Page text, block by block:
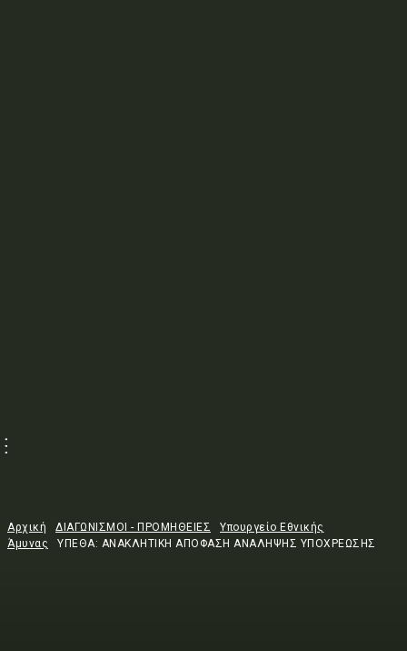
Αρχική ΔΙΑΓΩΝΙΣΜΟΙ - ΠΡΟΜΗΘΕΙΕΣ
Υπουργείο Εθνικής
Άμυνας
ΥΠΕΘΑ: ΑΝΑΚΛΗΤΙΚΗ ΑΠΟΦΑΣΗ ΑΝΑΛΗΨΗΣ ΥΠΟΧΡΕΩΣΗΣ